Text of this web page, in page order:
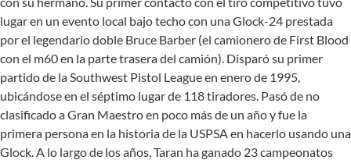
lugar en un evento local bajo techo con una Glock-24 prestada
por el legendario doble Bruce Barber (el camionero de First Blood
con el m60 en la parte trasera del camión). Disparó su primer
partido de la Southwest Pistol League en enero de 1995,
ubicándose en el séptimo lugar de 118 tiradores. Pasó de no
clasificado a Gran Maestro en poco más de un año y fue la
primera persona en la historia de la USPSA en hacerlo usando una
Glock. A lo largo de los años, Taran ha ganado 23 campeonatos